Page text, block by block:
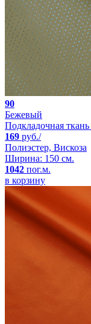
90
Бежевый
Подкладочная
169 руб./
Полиэстер, Вискоза
Ширина: 150 см.
1042 пог.м.
в корзину